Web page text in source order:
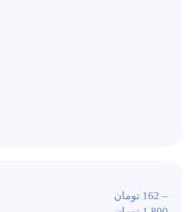
162 تومان
–